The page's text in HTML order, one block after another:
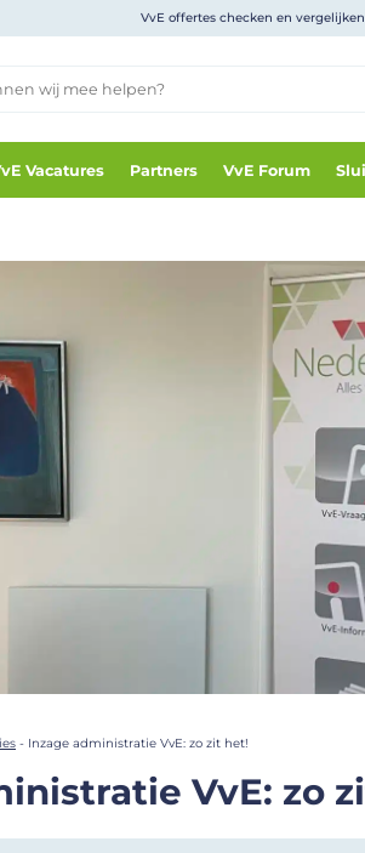
VvE offertes checken en vergelijken
Vacatures Partners VvE Forum
- Inzage administratie VvE: zo zit het!
VvE: zo